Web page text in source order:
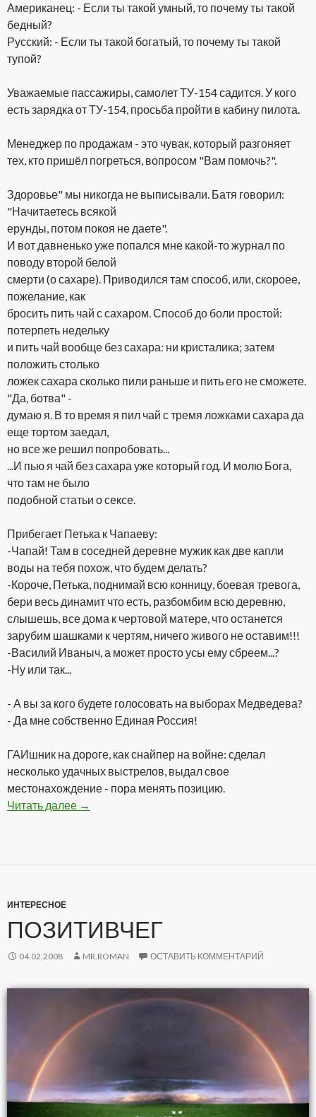
Американец: - Если ты такой умный, то почему ты такой
бедный?
Русский: - Если ты такой богатый, то почему ты такой
тупой?
Уважаемые пассажиры, самолет ТУ-154 садится. У кого
есть зарядка от ТУ-154, просьба пройти в кабину пилота.
Менеджер по продажам - это чувак, который разгоняет
тех, кто пришёл погреться, вопросом "Вам помочь?".
Здоровье" мы никогда не выписывали. Батя говорил:
"Начитаетесь всякой
ерунды, потом покоя не даете".
И вот давненько уже попался мне какой-то журнал по
поводу второй белой
смерти (о сахаре). Приводился там способ, или, скороее,
пожелание, как
бросить пить чай с сахаром. Способ до боли простой:
потерпеть недельку
и пить чай вообще без сахара: ни кристалика; затем
положить столько
ложек сахара сколько пили раньше и пить его не сможете.
"Да, ботва" -
думаю я. В то время я пил чай с тремя ложками сахара да
еще тортом заедал,
но все же решил попробовать...
...И пью я чай без сахара уже который год. И молю Бога,
что там не было
подобной статьи о сексе.
Прибегает Петька к Чапаеву:
-Чапай! Там в соседней деревне мужик как две капли
воды на тебя похож, что будем делать?
-Короче, Петька, поднимай всю конницу, боевая тревога,
бери весь динамит что есть, разбомбим всю деревню,
слышешь, все дома к чертовой матере, что останется
зарубим шашками к чертям, ничего живого не оставим!!!
-Василий Иваныч, а может просто усы ему сбреем...?
-Ну или так...
- А вы за кого будете голосовать на выборах Медведева?
- Да мне собственно Единая Россия!
ГАИшник на дороге, как снайпер на войне: сделал
несколько удачных выстрелов, выдал свое
местонахождение - пора менять позицию.
Читать далее Подборка Анекдотов
→
ИНТЕРЕСНОЕ
ПОЗИТИВЧЕГ
04.02.2008 MR.ROMAN ОСТАВИТЬ КОММЕНТАРИЙ